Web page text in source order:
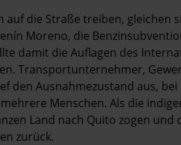
auf die Straße treiben, gleichen
Moreno, die
damit die Auflagen des
Transportunternehmer,
den Ausnahmezustand aus,
Menschen. Als die
Land nach Quito zogen
zurück.